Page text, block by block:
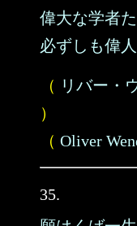
偉大な学者
必ずしも偉
（ リバー・
）
（ Oliver
35.